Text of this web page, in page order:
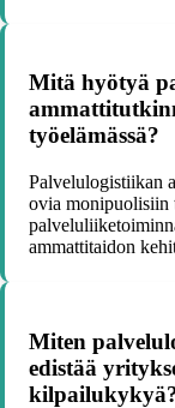
Mitä hyötyä
työelämässä?
Palvelulogistiikan
ovia monipuolisiin
ammattitaidon
Miten
edistää